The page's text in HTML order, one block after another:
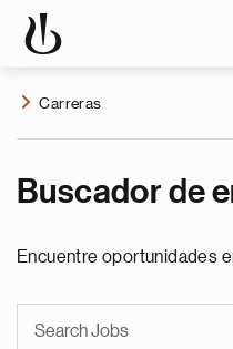
Carreras
Buscador de
Encuentre oportunidades